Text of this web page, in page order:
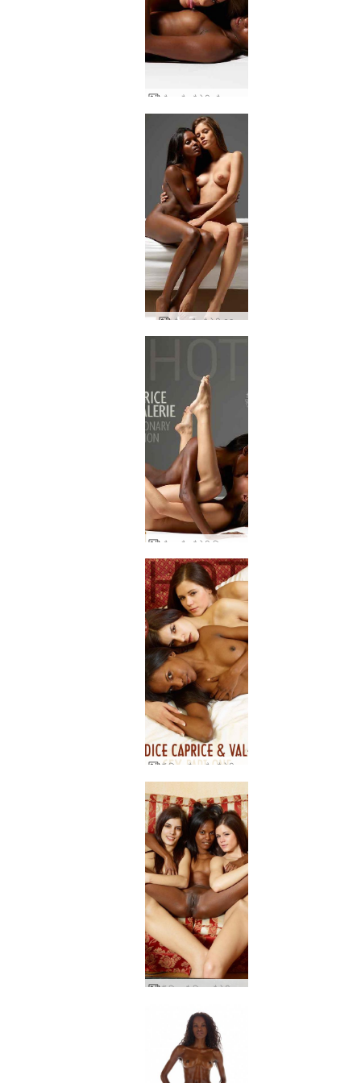
मौज और वैलेरी 69
कैंडिस कैप्रिस वैलेरी 3 लड़कियां जंगली हो गईं